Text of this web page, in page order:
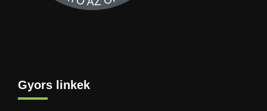
Gyors linkek